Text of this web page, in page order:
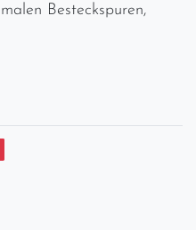
Besteckspuren,